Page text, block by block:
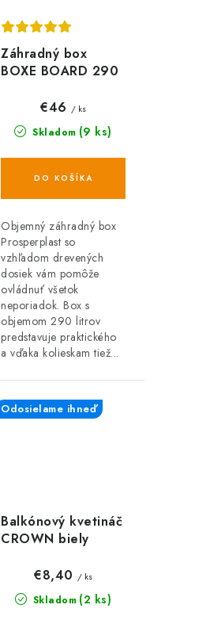
Záhradný box
BOXE BOARD 290
Skladom (9 ks)
€46 / ks
DO KOŠÍKA
Objemný záhradný box
Prosperplast so
vzhľadom drevených
dosiek vám pomôže
ovládnuť všetok
neporiadok. Box s
objemom 290 litrov
predstavuje praktického
a vďaka kolieskam tiež...
Balkónový kvetináč
CROWN biely
Odosielame ihneď
Skladom (2 ks)
€8,40 / ks